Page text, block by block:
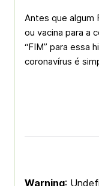
Antes que algum
ou vacina para a
“FIM” para essa
coronavírus é
Warning: